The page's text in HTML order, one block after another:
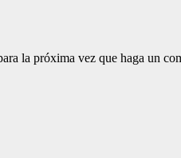
la próxima vez que haga un